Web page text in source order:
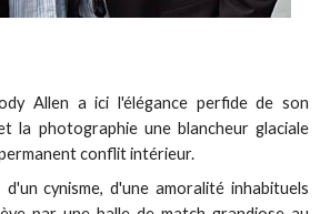
Allen a ici l'élégance perfide de son
la photographie une blancheur glaciale
conflit intérieur.
cynisme, d'une amoralité inhabituels